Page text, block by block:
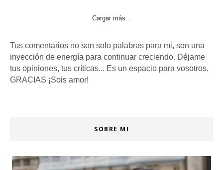
Cargar más...
Tus comentarios no son solo palabras para mi, son una
inyección de energía para continuar creciendo. Déjame
tus opiniones, tus críticas... Es un espacio para vosotros.
GRACIAS ¡Sois amor!
SOBRE MI